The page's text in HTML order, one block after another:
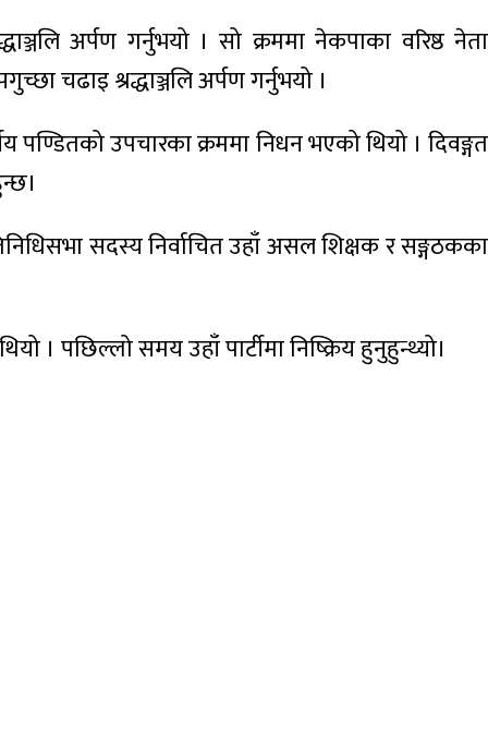
अर्पण गर्नुभयो । सो क्रममा नेकपाका वरिष्ठ नेता
चढाइ श्रद्धाञ्जलि अर्पण गर्नुभयो ।
उपचारका क्रममा निधन भएको थियो । दिवङ्गत
सदस्य निर्वाचित उहाँ असल शिक्षक र सङ्गठकका
। पछिल्लो समय उहाँ पार्टीमा निष्क्रिय हुनुहुन्थ्यो।